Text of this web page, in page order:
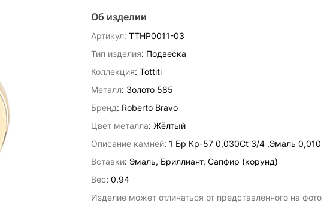
Об изделии
Артикул: TTHP0011-03
Тип изделия: Подвеска
Коллекция: Tottiti
Металл: Золото 585
Бренд: Roberto Bravo
Цвет металла: Жёлтый
Описание камней: 1 Бр Кр-57 0,030Ct 3/4 ,Эмаль 0,010
Вставки: Эмаль, Бриллиант, Сапфир (корунд)
Вес: 0.94
Изделие может отличаться от представленного на